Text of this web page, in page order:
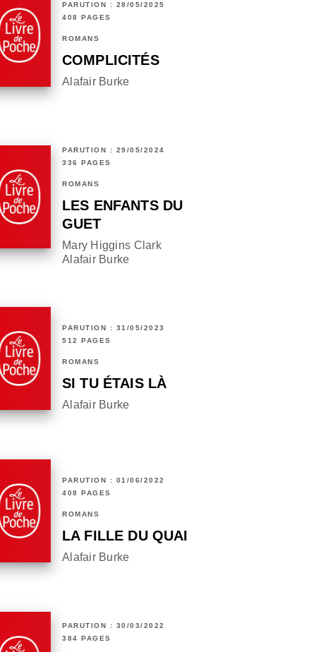
PARUTION : 28/05/2025
408 PAGES
ROMANS
COMPLICITÉS
Alafair Burke
PARUTION : 29/05/2024
336 PAGES
ROMANS
LES ENFANTS DU
GUET
Mary Higgins Clark
Alafair Burke
PARUTION : 31/05/2023
512 PAGES
ROMANS
SI TU ÉTAIS LÀ
Alafair Burke
PARUTION : 01/06/2022
408 PAGES
ROMANS
LA FILLE DU QUAI
Alafair Burke
PARUTION : 30/03/2022
384 PAGES